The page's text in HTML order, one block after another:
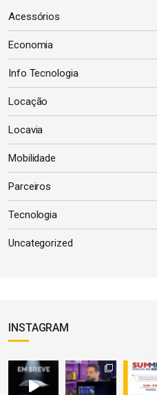
Acessórios
Economia
Info Tecnologia
Locação
Locavia
Mobilidade
Parceiros
Tecnologia
Uncategorized
INSTAGRAM